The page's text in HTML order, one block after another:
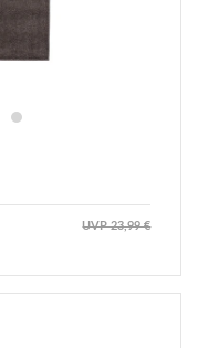
UVP 23,99 €